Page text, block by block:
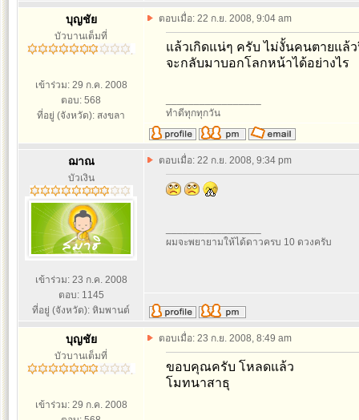
บุญชัย
บัวบานเต็มที่
เข้าร่วม: 29 ก.ค. 2008
ตอบ: 568
ที่อยู่ (จังหวัด): สงขลา
ตอบเมื่อ: 22 ก.ย. 2008, 9:04 am
แล้วเกิดแน่ๆ ครับ ไม่งั้นคนตายแล้
จะกลับมาบอกโลกหน้าได้อย่างไร
ทำดีทุกทุกวัน
ฌาณ
บัวเงิน
เข้าร่วม: 23 ก.ค. 2008
ตอบ: 1145
ที่อยู่ (จังหวัด): หิมพานต์
ตอบเมื่อ: 22 ก.ย. 2008, 9:34 pm
ผมจะพยายามให้ได้ดาวครบ 10 ดวงครับ
บุญชัย
บัวบานเต็มที่
เข้าร่วม: 29 ก.ค. 2008
ตอบเมื่อ: 23 ก.ย. 2008, 8:49 am
ขอบคุณครับ โหลดแล้ว
โมทนาสาธุ